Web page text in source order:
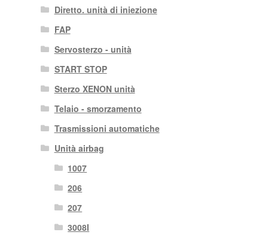
Diretto. unità di iniezione
FAP
Servosterzo - unità
START STOP
Sterzo XENON unità
Telaio - smorzamento
Trasmissioni automatiche
Unità airbag
1007
206
207
3008I